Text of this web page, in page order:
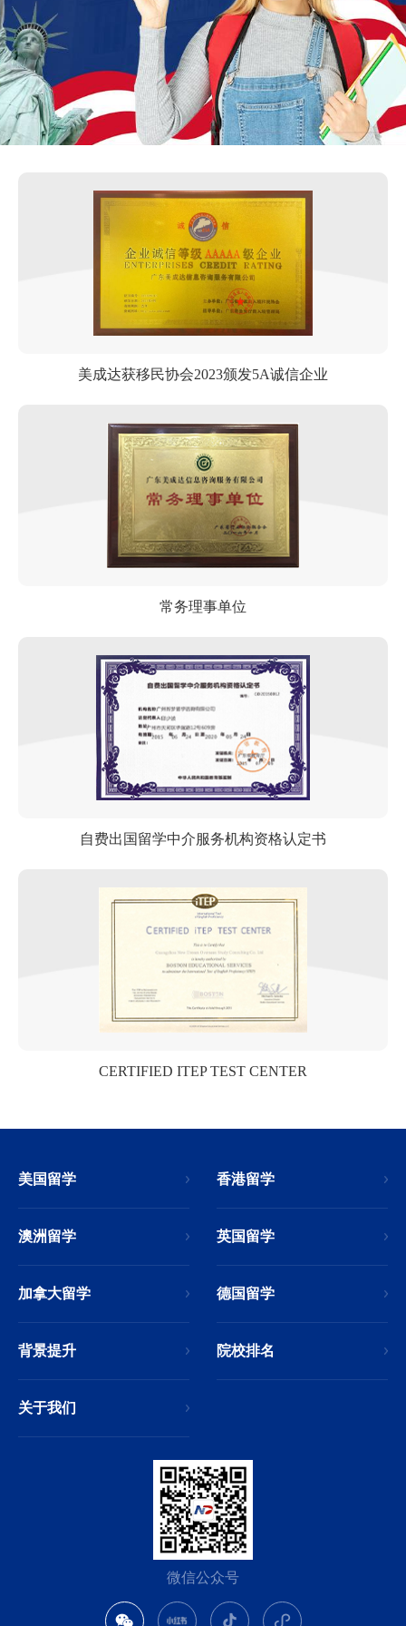
美成达获移民协会2023颁发5A诚信企业
常务理事单位
自费出国留学中介服务机构资格认定书
CERTIFIED ITEP TEST CENTER
美国留学 香港留学
澳洲留学 英国留学
加拿大留学 德国留学
背景提升 院校排名
关于我们
微信公众号